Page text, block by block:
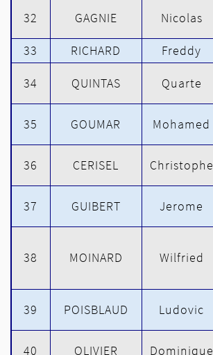
32 GAGNIE Nicolas
33
RICHARD Freddy
34 QUINTAS Quarte
35 GOUMAR Mohamed
36 CERISEL Christophe
37 GUIBERT Jerome
38 MOINARD Wilfried
39 POISBLAUD Ludovic
40 OLIVIER Dominique